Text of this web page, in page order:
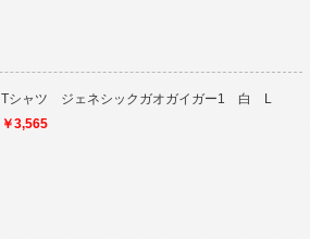
Tシャツ ジェネシックガオガイガー1 白 L
￥3,565